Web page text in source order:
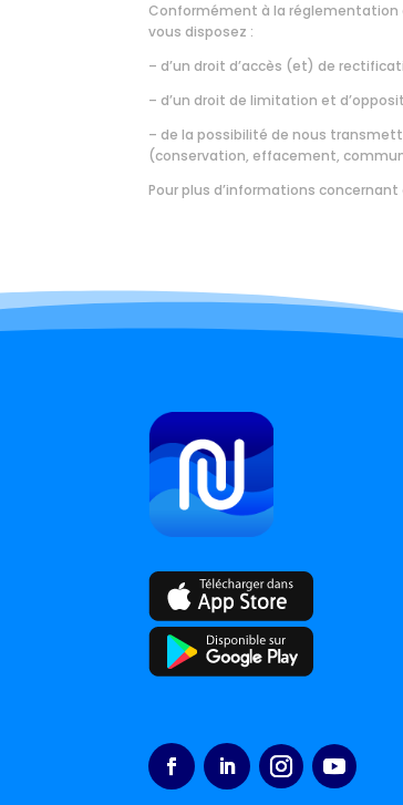
Conformément à la réglementation
vous disposez :
– d’un droit d’accès (et) de
– d’un droit de limitation et
– de la possibilité de nous
(conservation, effacement,
Pour plus d’informations